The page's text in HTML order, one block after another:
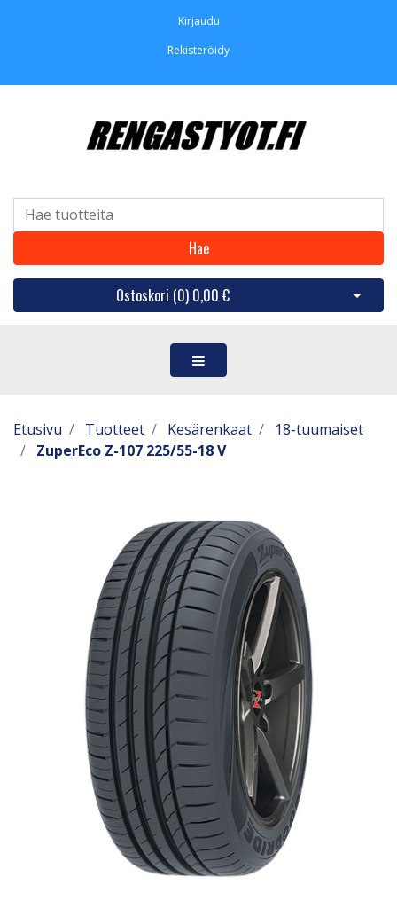
Kirjaudu
Rekisteröidy
Hae
Ostoskori (0) 0,00 € Avaa
Etusivu Tuotteet Kesärenkaat
18-tuumaiset
ZuperEco Z-107 225/55-18 V